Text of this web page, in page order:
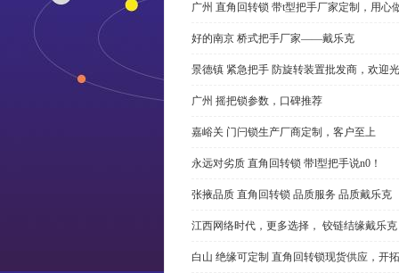
广州 直角回转锁 带t型把手厂家定制，用心
好的南京 桥式把手厂家——戴乐克
景德镇 紧急把手 防旋转装置批发商，欢迎
广州 摇把锁参数，口碑推荐
嘉峪关 门闩锁生产厂商定制，客户至上
永远对劣质 直角回转锁 带l型把手说n0！
张掖品质 直角回转锁 品质服务 品质戴乐克
江西网络时代，更多选择， 铰链结缘戴乐克
白山 绝缘可定制 直角回转锁现货供应，开